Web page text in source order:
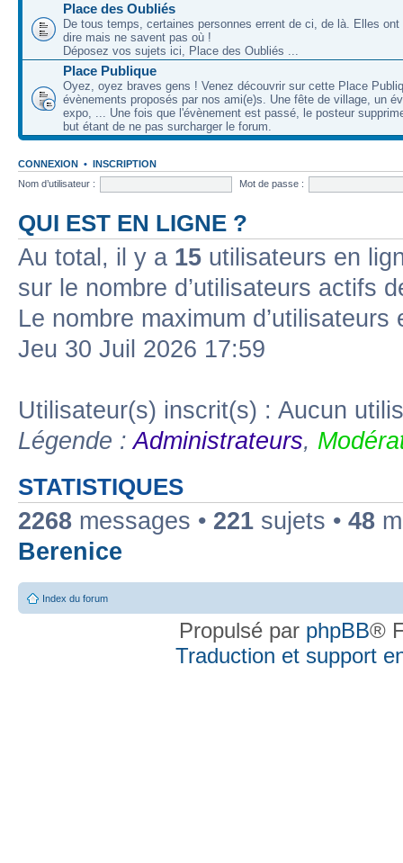
Place des Oubliés
De tous temps, certaines personnes errent de ci, de là. Elles
dire mais ne savent pas où !
Déposez vos sujets ici, Place des Oubliés ...
Place Publique
Oyez, oyez braves gens ! Venez découvrir sur cette Place
évènements proposés par nos ami(e)s. Une fête de village, un
expo, ... Une fois que l'évènement est passé, le posteur
but étant de ne pas surcharger le forum.
CONNEXION • INSCRIPTION
Nom d’utilisateur :
Mot de passe :
QUI EST EN LIGNE ?
Au total, il y a 15 utilisateurs en
sur le nombre d’utilisateurs actifs
Le nombre maximum
Jeu 30 Juil 2026 17:59
Utilisateur(s) inscrit(s) : Aucun
Légende :Administrateurs,
STATISTIQUES
2268 messages • 221 sujets • 48
Berenice
Index du forum
Propulsé par phpBB®
Traduction et support